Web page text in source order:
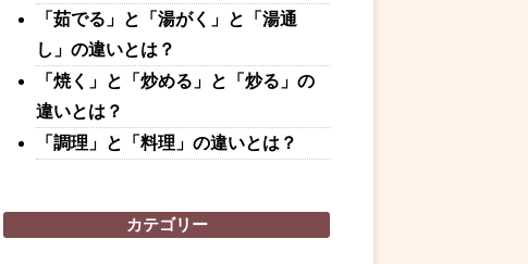
「茹でる」と「湯がく」と「湯通
し」の違いとは？
「焼く」と「炒める」と「炒る」の
違いとは？
「調理」と「料理」の違いとは？
カテゴリー